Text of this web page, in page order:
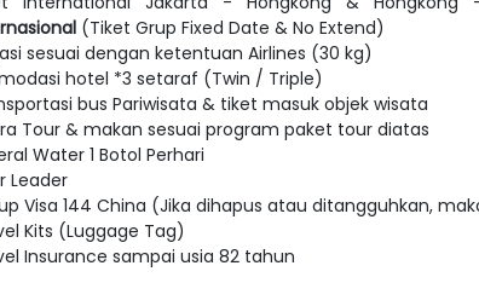
(Tiket Grup Fixed Date & No Extend)
sesuai dengan ketentuan Airlines (30 kg)
hotel *3 setaraf (Twin / Triple)
bus Pariwisata & tiket masuk objek wisata
Tour & makan sesuai program paket tour diatas
Water 1 Botol Perhari
Leader
Visa 144 China (Jika dihapus atau ditangguhkan,
Kits (Luggage Tag)
Insurance sampai usia 82 tahun